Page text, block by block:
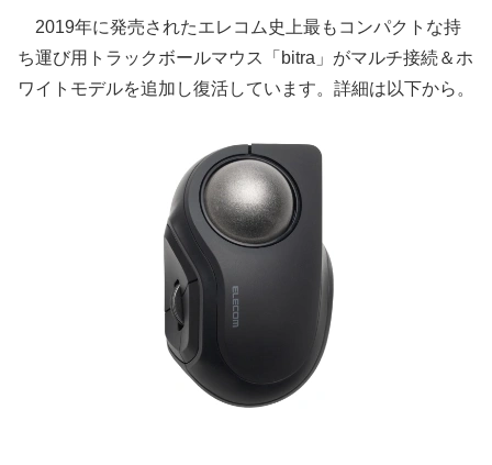
2019年に発売されたエレコム史上最もコンパクトな持
ち運び用トラックボールマウス「bitra」がマルチ接続＆ホ
ワイトモデルを追加し復活しています。詳細は以下から。